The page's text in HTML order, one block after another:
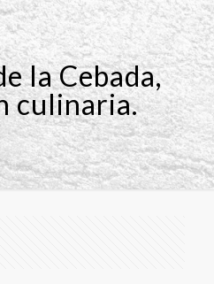
la Cebada,
culinaria.